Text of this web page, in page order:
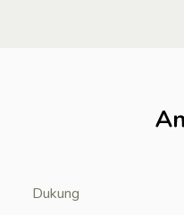
Dukung